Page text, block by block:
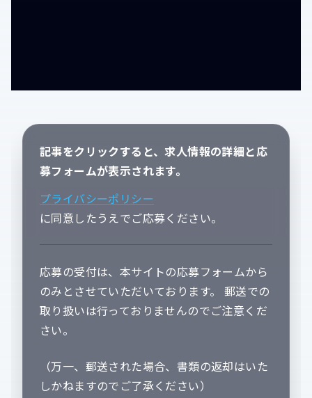
記事をクリックすると、求人情報の詳細と応
募フォームが表示されます。
プライバシーポリシー
に同意したうえでご応募ください。
応募の受付は、本サイトの応募フォームから
のみとさせていただいております。 郵送での
取り扱いは行っておりませんのでご注意くだ
さい。
（万一、郵送された場合、書類の返却はいた
しかねますのでご了承ください）